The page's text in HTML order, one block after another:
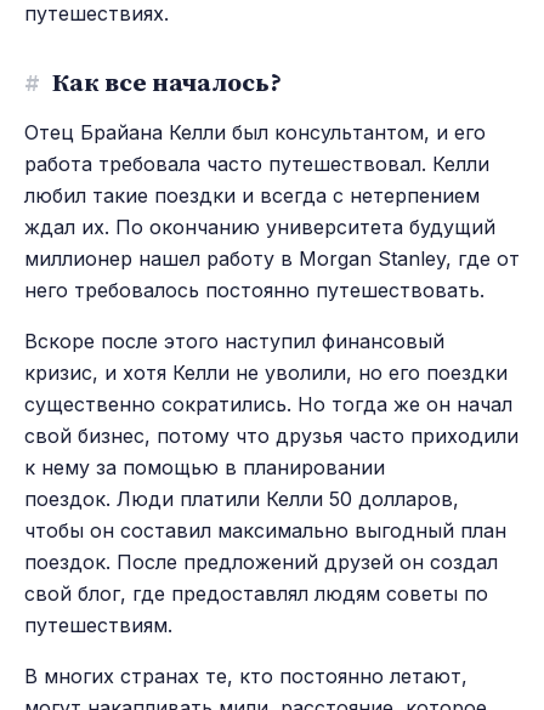
путешествиях.
# Как все началось?
Отец Брайана Келли был консультантом, и его
работа требовала часто путешествовал. Келли
любил такие поездки и всегда с нетерпением
ждал их. По окончанию университета будущий
миллионер нашел работу в Morgan Stanley, где от
него требовалось постоянно путешествовать.
Вскоре после этого наступил финансовый
кризис, и хотя Келли не уволили, но его поездки
существенно сократились. Но тогда же он начал
свой бизнес, потому что друзья часто приходили
к нему за помощью в планировании
поездок. Люди платили Келли 50 долларов,
чтобы он составил максимально выгодный план
поездок. После предложений друзей он создал
свой блог, где предоставлял людям советы по
путешествиям.
В многих странах те, кто постоянно летают,